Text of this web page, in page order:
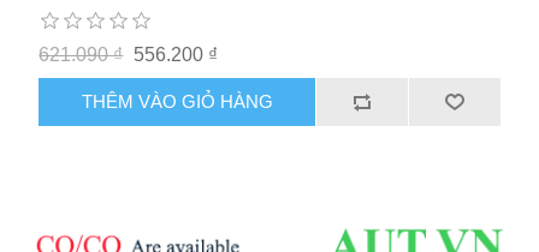
621.090 ₫ 556.200 ₫
THÊM VÀO GIỎ HÀNG